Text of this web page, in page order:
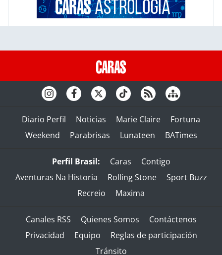
Diario Perfil Noticias Marie Claire
Fortuna
Weekend
Parabrisas Lunateen BATimes
Perfil Brasil: Caras
Contigo
Aventuras Na Historia
Rolling Stone
Sport Buzz
Recreio
Maxima
Canales RSS Quienes Somos
Contáctenos
Privacidad
Equipo
Reglas de participación
Tránsito